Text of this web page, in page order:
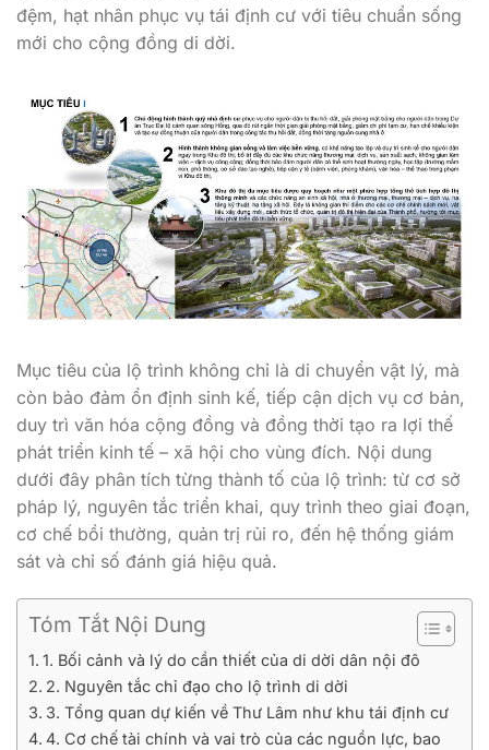
đệm, hạt nhân phục vụ tái định cư với tiêu chuẩn sống
mới cho cộng đồng di dời.
Mục tiêu của lộ trình không chỉ là di chuyển vật lý, mà
còn bảo đảm ổn định sinh kế, tiếp cận dịch vụ cơ bản,
duy trì văn hóa cộng đồng và đồng thời tạo ra lợi thế
phát triển kinh tế – xã hội cho vùng đích. Nội dung
dưới đây phân tích từng thành tố của lộ trình: từ cơ sở
pháp lý, nguyên tắc triển khai, quy trình theo giai đoạn,
cơ chế bồi thường, quản trị rủi ro, đến hệ thống giám
sát và chỉ số đánh giá hiệu quả.
Tóm Tắt Nội Dung
1. Bối cảnh và lý do cần thiết của di dời dân nội đô
2. Nguyên tắc chỉ đạo cho lộ trình di dời
3. Tổng quan dự kiến về Thư Lâm như khu tái định cư
4. Cơ chế tài chính và vai trò của các nguồn lực, bao